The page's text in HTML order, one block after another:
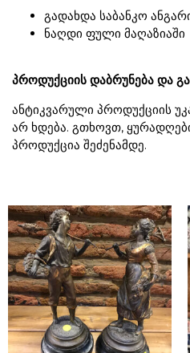
გადახდა საბანკო
ნაღდი ფული მაღაზიაში
პროდუქციის დაბრუნება და
ანტიკვარული პროდუქციის
არ ხდება. გთხოვთ,
პროდუქცია შეძენამდე.